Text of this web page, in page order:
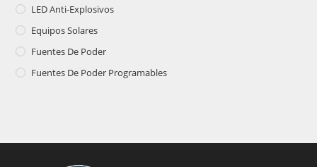
LED Anti-Explosivos
Equipos Solares
Fuentes De Poder
Fuentes De Poder Programables